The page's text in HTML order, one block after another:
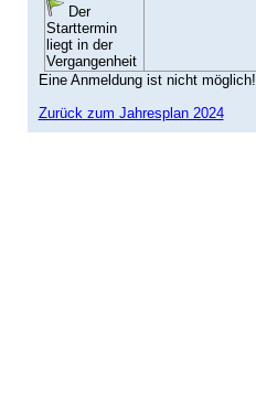
Der
Starttermin
liegt in der
Vergangenheit
Eine Anmeldung ist nicht möglich!
Zurück zum Jahresplan 2024